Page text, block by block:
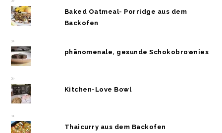
Baked Oatmeal- Porridge aus dem
Backofen
phänomenale, gesunde Schokobrownies
Kitchen-Love Bowl
Thaicurry aus dem Backofen